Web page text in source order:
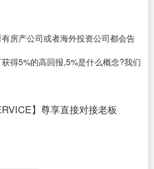
房产公司或者海外投资公司都会告
得5%的高回报,5%是什么概念?我们
】尊享直接对接老板